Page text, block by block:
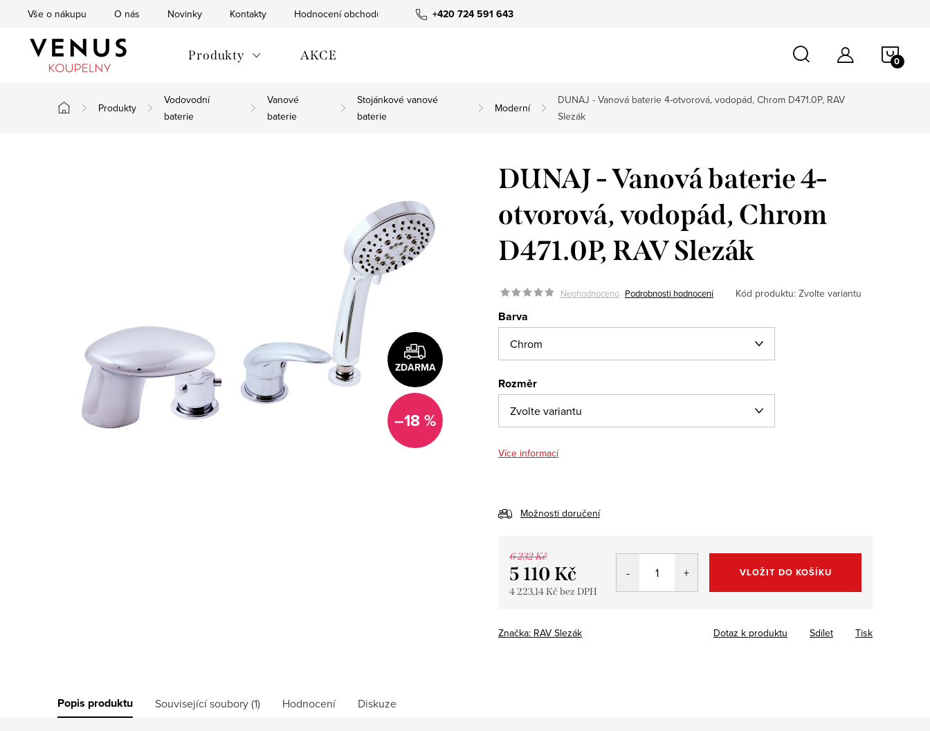
+420 724 591 643
Vše o nákupu O nás Novinky Kontakty Hodnocení obchodu
Produkty AKCE
Domů
Produkty
Vodovodní
baterie
Vanové
baterie
Stojánkové vanové
baterie
Moderní
DUNAJ - Vanová baterie 4-otvorová, vodopád, Chrom D471.0P, RAV
Slezák
ZDARMA
–18 %
DUNAJ - Vanová baterie 4-
otvorová, vodopád, Chrom
D471.0P, RAV Slezák
Neohodnoceno Podrobnosti hodnocení Kód produktu: Zvolte variantu
Barva
Rozměr
Více informací
Možnosti doručení
6 232 Kč
5 110 Kč
4 223,14 Kč bez DPH
VLOŽIT DO KOŠÍKU
Značka: RAV Slezák Tisk
Dotaz k produktu Sdílet
Popis produktu Související soubory (1) Hodnocení Diskuze